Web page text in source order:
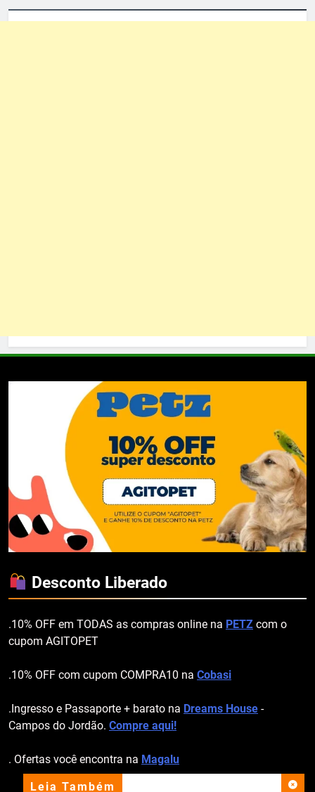
Leia Também
Desconto Liberado
.10% OFF em TODAS as compras online na PETZ com o
cupom AGITOPET
.10% OFF com cupom COMPRA10 na Cobasi
.Ingresso e Passaporte + barato na Dreams House -
Campos do Jordão. Compre aqui!
. Ofertas você encontra na Magalu